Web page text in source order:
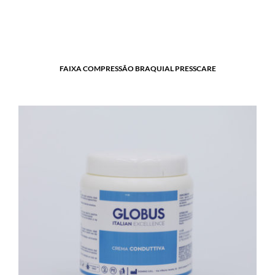
FAIXA COMPRESSÃO BRAQUIAL PRESSCARE